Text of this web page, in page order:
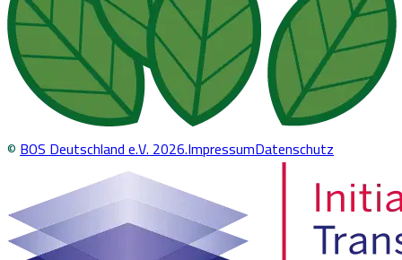
©BOS Deutschland e.V.2026.ImpressumDatenschutz